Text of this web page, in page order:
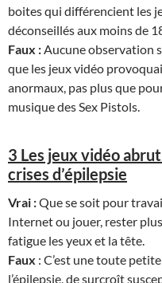
boites qui différencient les
déconseillés aux moins de
Faux :Aucune observation
que les jeux vidéo
anormaux, pas plus que
musique des Sex Pistols.
3 Les jeux vidéo
crises d’épilepsie
Vrai :Que se soit pour
Internet ou jouer, rester
fatigue les yeux et la tête.
Faux : C’est une toute
l’épilepsie, de surcroît